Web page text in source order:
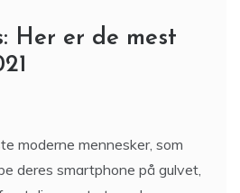
Her er de mest
moderne mennesker, som
deres smartphone på gulvet,